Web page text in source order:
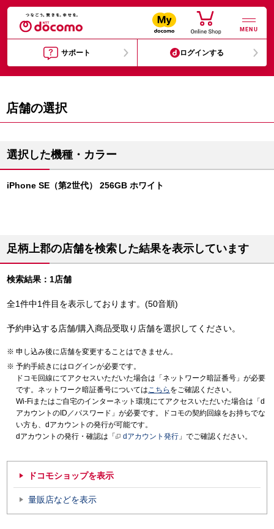
MENU
サポート ログインする
店舗の選択
選択した機種・カラー
iPhone SE（第2世代） 256GB ホワイト
足柄上郡の店舗を検索した結果を表示しています
検索結果：1店舗
全1件中1件目を表示しております。(50音順)
予約申込する店舗/購入商品受取り店舗を選択してください。
申し込み後に店舗を変更することはできません。
予約手続きにはログインが必要です。
ドコモ回線にてアクセスいただいた場合は「ネットワーク暗証番号」が必要
です。ネットワーク暗証番号についてはこちら をご確認ください。
Wi-Fiまたはご自宅のインターネット環境にてアクセスいただいた場合は「d
アカウントのID／パスワード」が必要です。ドコモの契約回線をお持ちでな
い方も、dアカウントの発行が可能です。
dアカウントの発行・確認は「
dアカウント発行 」でご確認ください。
ドコモショップを表示
量販店などを表示